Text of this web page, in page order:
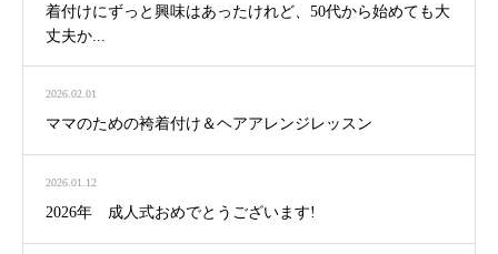
着付けにずっと興味はあったけれど、50代から始めても大
丈夫か...
2026.02.01
ママのための袴着付け＆ヘアアレンジレッスン
2026.01.12
2026年 成人式おめでとうございます!